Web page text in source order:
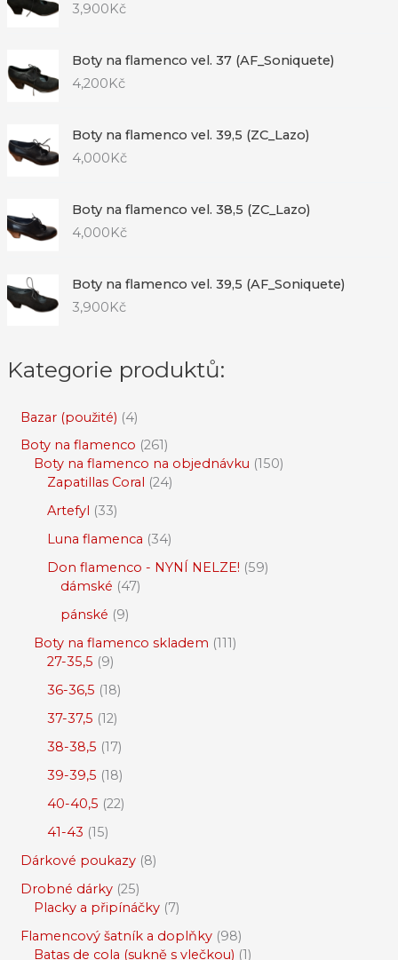
3,900Kč
Boty na flamenco vel. 37 (AF_Soniquete)
4,200Kč
Boty na flamenco vel. 39,5 (ZC_Lazo)
4,000Kč
Boty na flamenco vel. 38,5 (ZC_Lazo)
4,000Kč
Boty na flamenco vel. 39,5 (AF_Soniquete)
3,900Kč
Kategorie produktů:
Bazar (použité) 4
Boty na flamenco 261
Boty na flamenco na objednávku 150
Zapatillas Coral
24
Artefyl
33
Luna flamenca 34
Don flamenco - NYNÍ NELZE! 59
dámské 47
pánské 9
Boty na flamenco skladem 111
27-35,5 9
36-36,5 18
37-37,5 12
38-38,5 17
39-39,5 18
40-40,5 22
41-43 15
Dárkové poukazy 8
Drobné dárky 25
Placky a připínáčky 7
Flamencový šatník a doplňky 98
Batas de cola (sukně s vlečkou) 1